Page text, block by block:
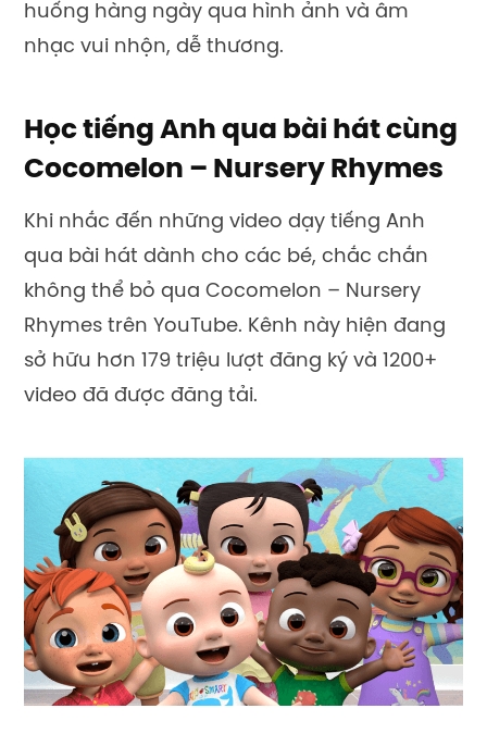
huống hàng ngày qua hình ảnh và âm
nhạc vui nhộn, dễ thương.
Học tiếng Anh qua bài hát cùng
Cocomelon – Nursery Rhymes
Khi nhắc đến những video dạy tiếng Anh
qua bài hát dành cho các bé, chắc chắn
không thể bỏ qua Cocomelon – Nursery
Rhymes trên YouTube. Kênh này hiện đang
sở hữu hơn 179 triệu lượt đăng ký và 1200+
video đã được đăng tải.